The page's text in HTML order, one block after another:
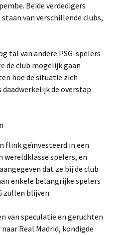
Beide verdedigers
van verschillende clubs,
tal van andere PSG-spelers
de club mogelijk gaan
hoe de situatie zich
de overstap
flink geïnvesteerd in een
wereldklasse spelers, en
dat ze bij de club
enkele belangrijke spelers
zullen blijven:
van speculatie en geruchten
Real Madrid, kondigde